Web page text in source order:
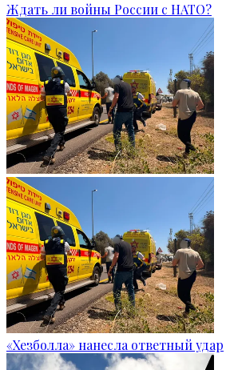
Ждать ли войны России с НАТО?
«Хезболла» нанесла ответный удар